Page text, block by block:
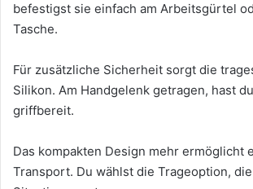
befestigst sie einfach am Arbeitsgürtel
Tasche.
Für zusätzliche Sicherheit sorgt die
Silikon. Am Handgelenk getragen, hast
griffbereit.
Das kompakten Design mehr ermöglicht
Transport. Du wählst die Trageoption,